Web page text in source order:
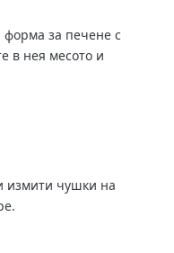
за печене с
в нея месото и
измити чушки на